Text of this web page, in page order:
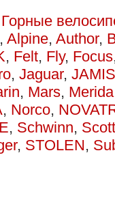
Горные
, Alpine, Author,
, Felt, Fly, Focus
, Jaguar, JAMIS
, Mars, Merida
, Norco,
, Schwinn, Scott
, STOLEN,